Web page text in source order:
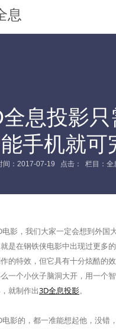
息
息投影
手机就可
间：2017-07-19 点击： 栏目：全
，我们大家一定会想到外国
是在钢铁侠电影中出现过更多
的特效，但它具有十分炫酷的
一个小伙子脑洞大开，用一个
就制作出3D全息投影。
的，都一准能想起他，没错